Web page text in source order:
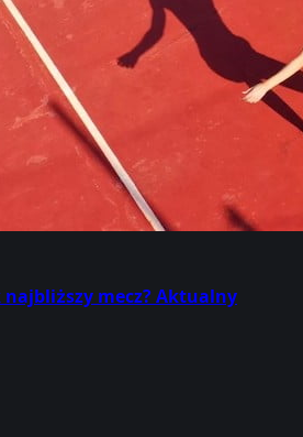
mecz? Aktualny